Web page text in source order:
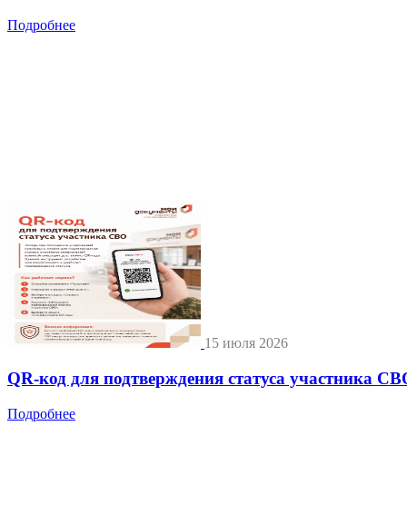
Подробнее
15 июля 2026
QR-код для подтверждения статуса участника
Подробнее